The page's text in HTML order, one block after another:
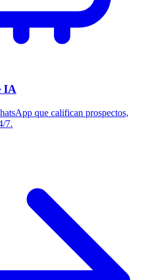
IA
que califican prospectos,
7.